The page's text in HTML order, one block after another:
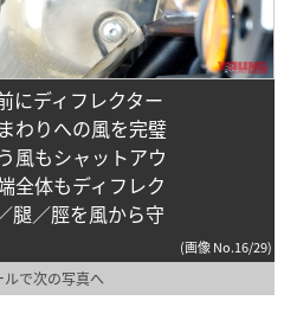
にディフレクター
わりへの風を完璧
風もシャットアウ
全体もディフレク
腿／脛を風から守
(画像 No.16/29)
ルで次の写真へ